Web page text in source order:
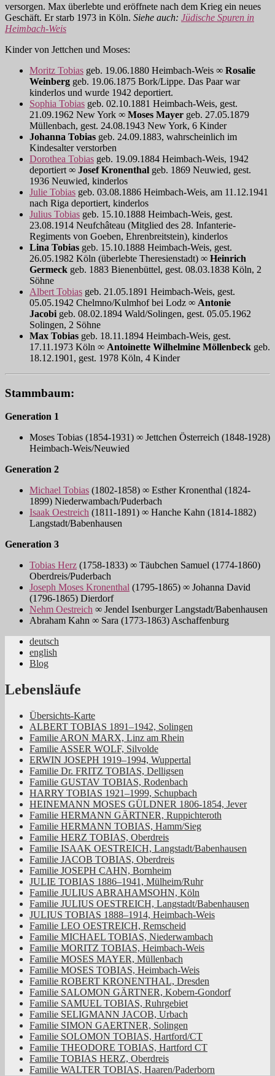
versorgen. Max überlebte und eröffnete nach dem Krieg ein neues
Geschäft. Er starb 1973 in Köln. Siehe auch: Jüdische Spuren in
Heimbach-Weis
Kinder von Jettchen und Moses:
Moritz Tobias geb. 19.06.1880 Heimbach-Weis ∞ Rosalie
Weinberg geb. 19.06.1875 Bork/Lippe. Das Paar war
kinderlos und wurde 1942 deportiert.
Sophia Tobias geb. 02.10.1881 Heimbach-Weis, gest.
21.09.1962 New York ∞ Moses Mayer geb. 27.05.1879
Müllenbach, gest. 24.08.1943 New York, 6 Kinder
Johanna Tobias geb. 24.09.1883, wahrscheinlich im
Kindesalter verstorben
Dorothea Tobias geb. 19.09.1884 Heimbach-Weis, 1942
deportiert ∞ Josef Kronenthal geb. 1869 Neuwied, gest.
1936 Neuwied, kinderlos
Julie Tobias geb. 03.08.1886 Heimbach-Weis, am 11.12.1941
nach Riga deportiert, kinderlos
Julius Tobias geb. 15.10.1888 Heimbach-Weis, gest.
23.08.1914 Neufchâteau (Mitglied des 28. Infanterie-
Regiments von Goeben, Ehrenbreitstein), kinderlos
Lina Tobias geb. 15.10.1888 Heimbach-Weis, gest.
26.05.1982 Köln (überlebte Theresienstadt) ∞ Heinrich
Germeck geb. 1883 Bienenbüttel, gest. 08.03.1838 Köln, 2
Söhne
Albert Tobias geb. 21.05.1891 Heimbach-Weis, gest.
05.05.1942 Chelmno/Kulmhof bei Lodz ∞ Antonie
Jacobi geb. 08.02.1894 Wald/Solingen, gest. 05.05.1962
Solingen, 2 Söhne
Max Tobias geb. 18.11.1894 Heimbach-Weis, gest.
17.11.1973 Köln ∞ Antoinette Wilhelmine Möllenbeck geb.
18.12.1901, gest. 1978 Köln, 4 Kinder
Stammbaum:
Generation 1
Moses Tobias (1854-1931) ∞ Jettchen Österreich (1848-1928)
Heimbach-Weis/Neuwied
Generation 2
Michael Tobias (1802-1858) ∞ Esther Kronenthal (1824-
1899) Niederwambach/Puderbach
Isaak Oestreich (1811-1891) ∞ Hanche Kahn (1814-1882)
Langstadt/Babenhausen
Generation 3
Tobias Herz (1758-1833) ∞ Täubchen Samuel (1774-1860)
Oberdreis/Puderbach
Joseph Moses Kronenthal (1795-1865) ∞ Johanna David
(1796-1865) Dierdorf
Nehm Oestreich ∞ Jendel Isenburger Langstadt/Babenhausen
Abraham Kahn ∞ Sara (1773-1863) Aschaffenburg
Jüdische Familiengeschichte aus dem
Rheinland
deutsch
english
Blog
Lebensläufe
Übersichts-Karte
ALBERT TOBIAS 1891–1942, Solingen
Familie ARON MARX, Linz am Rhein
Familie ASSER WOLF, Silvolde
ERWIN JOSEPH 1919–1994, Wuppertal
Familie Dr. FRITZ TOBIAS, Delligsen
Familie GUSTAV TOBIAS, Rodenbach
HARRY TOBIAS 1921–1999, Schupbach
HEINEMANN MOSES GÜLDNER 1806-1854, Jever
Familie HERMANN GÄRTNER, Ruppichteroth
Familie HERMANN TOBIAS, Hamm/Sieg
Familie HERZ TOBIAS, Oberdreis
Familie ISAAK OESTREICH, Langstadt/Babenhausen
Familie JACOB TOBIAS, Oberdreis
Familie JOSEPH CAHN, Bornheim
JULIE TOBIAS 1886–1941, Mülheim/Ruhr
Familie JULIUS ABRAHAMSOHN, Köln
Familie JULIUS OESTREICH, Langstadt/Babenhausen
JULIUS TOBIAS 1888–1914, Heimbach-Weis
Familie LEO OESTREICH, Remscheid
Familie MICHAEL TOBIAS, Niederwambach
Familie MORITZ TOBIAS, Heimbach-Weis
Familie MOSES MAYER, Müllenbach
Familie MOSES TOBIAS, Heimbach-Weis
Familie ROBERT KRONENTHAL, Dresden
Familie SALOMON GÄRTNER, Kobern-Gondorf
Familie SAMUEL TOBIAS, Ruhrgebiet
Familie SELIGMANN JACOB, Urbach
Familie SIMON GAERTNER, Solingen
Familie SOLOMON TOBIAS, Hartford/CT
Familie THEODORE TOBIAS, Hartford CT
Familie TOBIAS HERZ, Oberdreis
Familie WALTER TOBIAS, Haaren/Paderborn